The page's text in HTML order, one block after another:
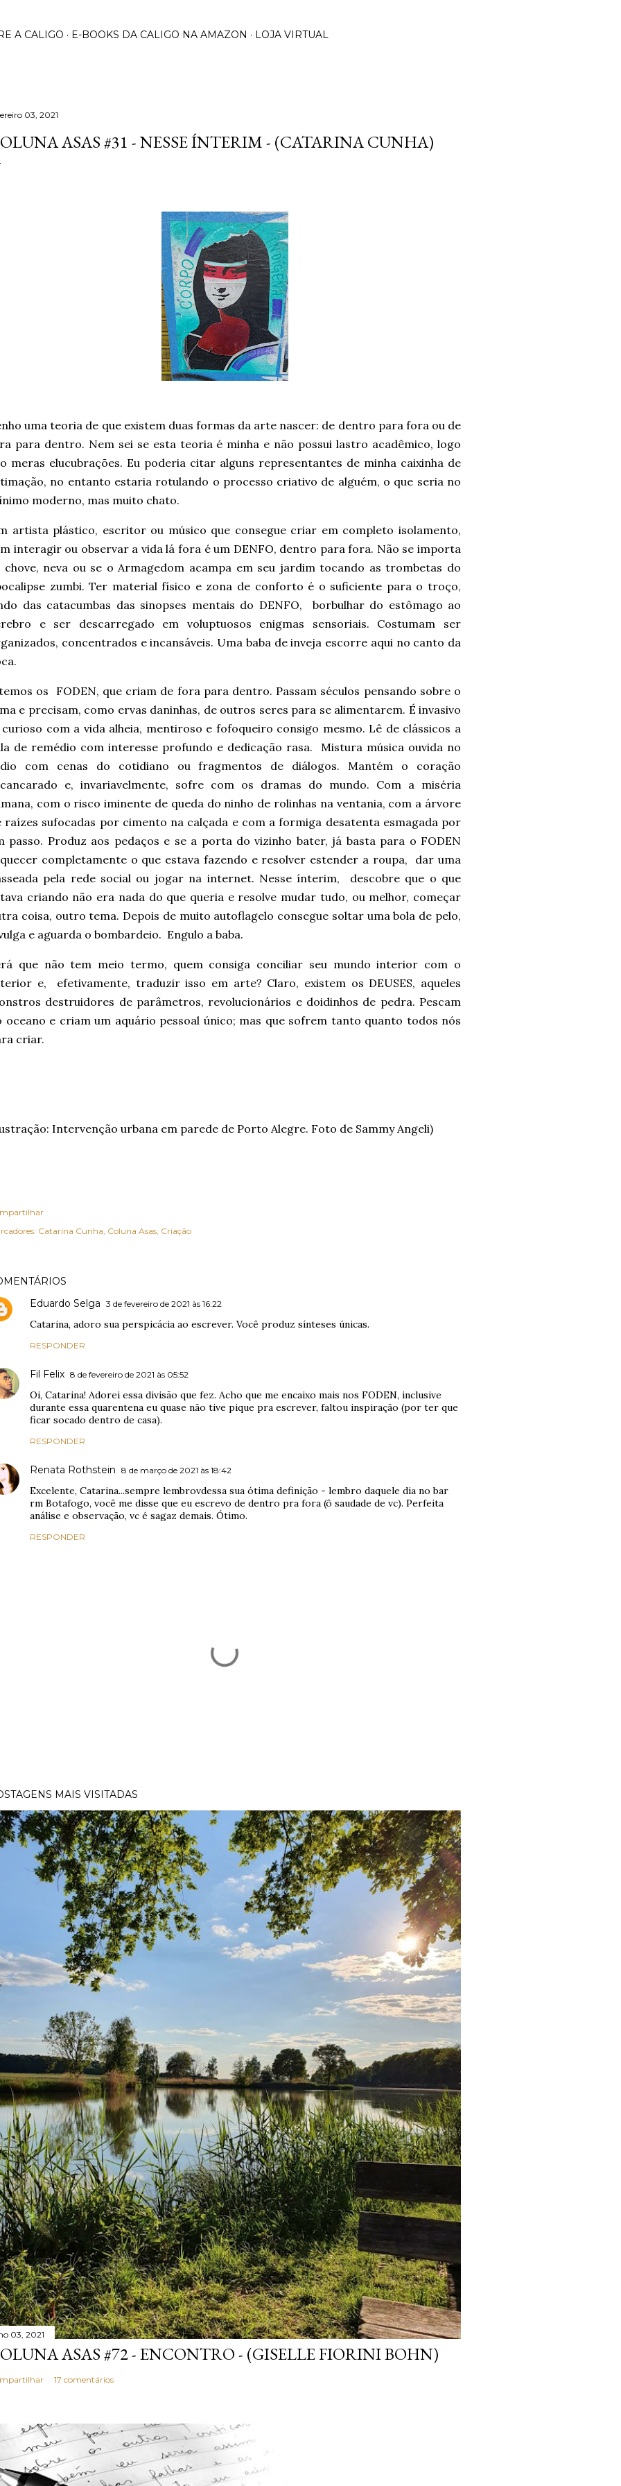
A CALIGO E-BOOKS DA CALIGO NA AMAZON LOJA VIRTUAL
03, 2021
ASAS #31 - NESSE ÍNTERIM - (CATARINA CUNHA)
uma teoria de que existem duas formas da arte nascer: de dentro para fora ou de
para dentro. Nem sei se esta teoria é minha e não possui lastro acadêmico, logo
meras elucubrações. Eu poderia citar alguns representantes de minha caixinha de
no entanto estaria rotulando o processo criativo de alguém, o que seria no
moderno, mas muito chato.
artista plástico, escritor ou músico que consegue criar em completo isolamento,
interagir ou observar a vida lá fora é um DENFO, dentro para fora. Não se importa
chove, neva ou se o Armagedom acampa em seu jardim tocando as trombetas do
zumbi. Ter material físico e zona de conforto é o suficiente para o troço,
das catacumbas das sinopses mentais do DENFO, borbulhar do estômago ao
e ser descarregado em voluptuosos enigmas sensoriais. Costumam ser
concentrados e incansáveis. Uma baba de inveja escorre aqui no canto da
os FODEN, que criam de fora para dentro. Passam séculos pensando sobre o
e precisam, como ervas daninhas, de outros seres para se alimentarem. É invasivo
com a vida alheia, mentiroso e fofoqueiro consigo mesmo. Lê de clássicos a
de remédio com interesse profundo e dedicação rasa. Mistura música ouvida no
com cenas do cotidiano ou fragmentos de diálogos. Mantém o coração
e, invariavelmente, sofre com os dramas do mundo. Com a miséria
com o risco iminente de queda do ninho de rolinhas na ventania, com a árvore
raízes sufocadas por cimento na calçada e com a formiga desatenta esmagada por
passo. Produz aos pedaços e se a porta do vizinho bater, já basta para o FODEN
completamente o que estava fazendo e resolver estender a roupa, dar uma
pela rede social ou jogar na internet. Nesse ínterim, descobre que o que
criando não era nada do que queria e resolve mudar tudo, ou melhor, começar
coisa, outro tema. Depois de muito autoflagelo consegue soltar uma bola de pelo,
e aguarda o bombardeio. Engulo a baba.
que não tem meio termo, quem consiga conciliar seu mundo interior com o
e, efetivamente, traduzir isso em arte? Claro, existem os DEUSES, aqueles
destruidores de parâmetros, revolucionários e doidinhos de pedra. Pescam
oceano e criam um aquário pessoal único; mas que sofrem tanto quanto todos nós
criar.
Intervenção urbana em parede de Porto Alegre. Foto de Sammy Angeli)
Catarina Cunha Coluna Asas Criação
Eduardo Selga 3 de fevereiro de 2021 às 16:22
Catarina, adoro sua perspicácia ao escrever. Você produz sínteses únicas.
RESPONDER
Fil Felix 8 de fevereiro de 2021 às 05:52
Oi, Catarina! Adorei essa divisão que fez. Acho que me encaixo mais nos FODEN, inclusive
durante essa quarentena eu quase não tive pique pra escrever, faltou inspiração (por ter que
ficar socado dentro de casa).
RESPONDER
Renata Rothstein 8 de março de 2021 às 18:42
Excelente, Catarina...sempre lembrovdessa sua ótima definição - lembro daquele dia no bar
rm Botafogo, você me disse que eu escrevo de dentro pra fora (ô saudade de vc). Perfeita
análise e observação, vc é sagaz demais. Ótimo.
RESPONDER
MAIS VISITADAS
03, 2021
ASAS #72 - ENCONTRO - (GISELLE FIORINI BOHN)
17 comentários